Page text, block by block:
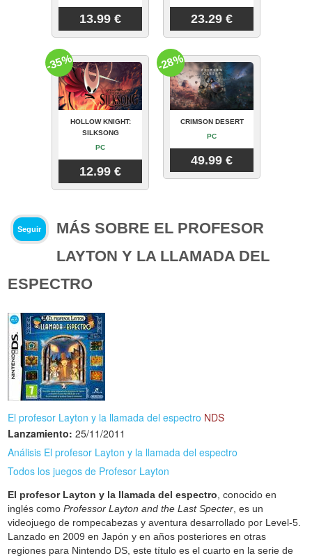
13.99 € 23.29 €
HOLLOW KNIGHT:
SILKSONG
PC
12.99 €
-35%
CRIMSON DESERT
PC
49.99 €
-28%
Seguir
MÁS SOBRE EL PROFESOR
LAYTON Y LA LLAMADA DEL
ESPECTRO
El profesor Layton y la llamada del espectro NDS
Lanzamiento: 25/11/2011
Análisis El profesor Layton y la llamada del espectro
Todos los juegos de Profesor Layton
El profesor Layton y la llamada del espectro, conocido en
inglés comoProfessor Layton and the Last Specter, es un
videojuego de rompecabezas y aventura desarrollado por Level-5.
Lanzado en 2009 en Japón y en años posteriores en otras
regiones para Nintendo DS, este título es el cuarto en la serie de